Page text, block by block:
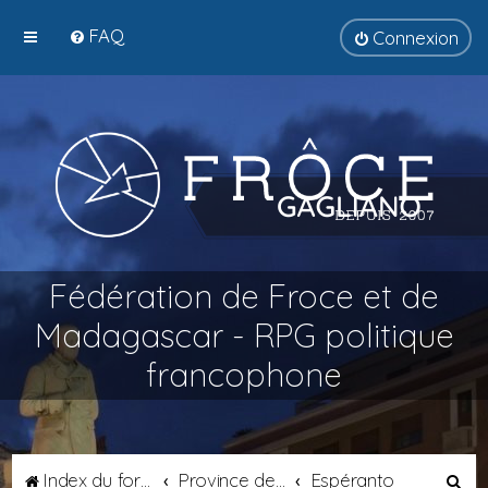
FAQ Connexion
Fédération de Froce et de
Madagascar - RPG politique
francophone
Index du forum Espéranto